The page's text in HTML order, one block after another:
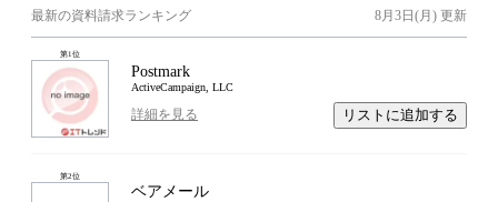
最新の資料請求ランキング 8月3日(月) 更新
第1位
Postmark
ActiveCampaign, LLC
詳細を見る リストに追加する
第2位
ベアメール